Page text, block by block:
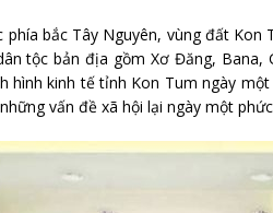
bắc Tây Nguyên, vùng đất
tộc bản địa gồm Xơ Đăng,
hình kinh tế tỉnh Kon Tum ngày
vấn đề xã hội lại ngày một